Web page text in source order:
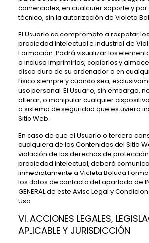
comerciales, en cualquier soporte y
técnico, sin la autorización de Violeta
El Usuario se compromete a respetar
propiedad intelectual e industrial de
Formación. Podrá visualizar los
o incluso imprimirlos, copiarlos y
disco duro de su ordenador o en
físico siempre y cuando sea,
uso personal. El Usuario, sin embargo,
alterar, o manipular cualquier
o sistema de seguridad que estuviera
Sitio Web.
En caso de que el Usuario o tercero
cualquiera de los Contenidos del Sitio
violación de los derechos de
propiedad intelectual, deberá
inmediatamente a Violeta Boluda
los datos de contacto del apartado de
GENERAL de este Aviso Legal y
Uso.
VI. ACCIONES LEGALES,
APLICABLE Y JURISDICCIÓN